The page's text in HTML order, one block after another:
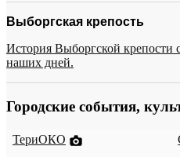
Выборгская крепость
История Выборгской крепости
наших дней.
Городские события,
ТериОКО